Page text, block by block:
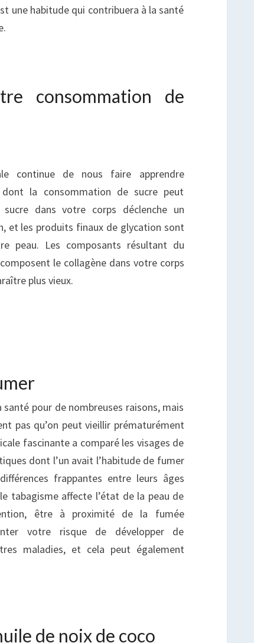
une habitude qui contribuera à la santé
consommation de
continue de nous faire apprendre
la consommation de sucre peut
dans votre corps déclenche un
et les produits finaux de glycation sont
peau. Les composants résultant du
le collagène dans votre corps
plus vieux.
pour de nombreuses raisons, mais
pas qu’on peut vieillir prématurément
fascinante a comparé les visages de
dont l’un avait l’habitude de fumer
frappantes entre leurs âges
tabagisme affecte l’état de la peau de
être à proximité de la fumée
votre risque de développer de
maladies, et cela peut également
de noix de coco